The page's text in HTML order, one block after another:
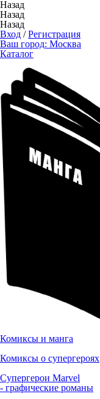
Назад
Назад
Назад
Вход /Регистрация
Ваш город: Москва
Каталог
Комиксы и манга
Комиксы о супергероях
Супергерои Marvel
- графические романы